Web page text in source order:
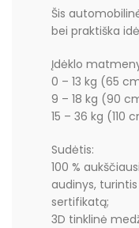
Šis
bei praktiška
Įdėklo
0 – 13 kg (65
9 – 18 kg (90
15 – 36 kg (110
Sudėtis:
100 %
audinys, turintis
sertifikatą;
3D tinklinė